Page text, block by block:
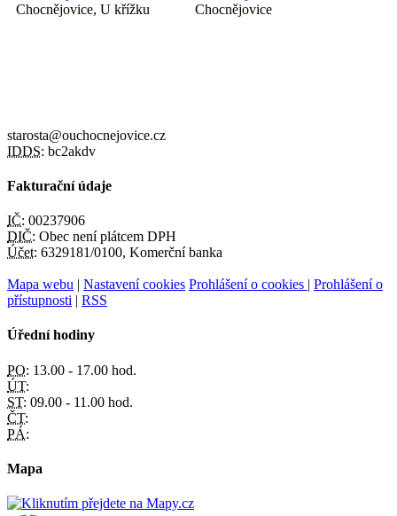
Chocnějovice, U křížku Chocnějovice
starosta@ouchocnejovice.cz
IDDS: bc2akdv
Fakturační údaje
IČ: 00237906
DIČ: Obec není plátcem DPH
Účet: 6329181/0100, Komerční banka
Mapa webu | Nastavení cookies Prohlášení o cookies | Prohlášení o
přístupnosti | RSS
Úřední hodiny
PO: 13.00 - 17.00 hod.
ÚT:
ST: 09.00 - 11.00 hod.
ČT:
PÁ:
Mapa